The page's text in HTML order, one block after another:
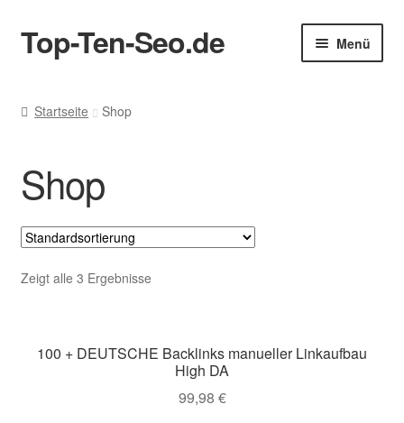
Zur
Navigation
Zum
Inhalt
Top-Ten-Seo.de Menü
Blog
Datenschutz
Datenschutzerklärung
Erhalten Sie ein GRATIS SEO Audit!
Startseite Shop
Shop
Zeigt alle 3 Ergebnisse
100 + DEUTSCHE Backlinks manueller Linkaufbau
High DA
99,98 €